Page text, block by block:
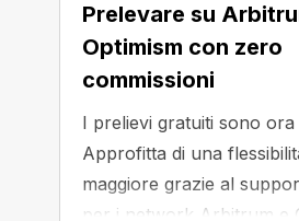
Prelevare su
Optimism con zero
commissioni
I prelievi gratuiti sono ora
Approfitta di una
maggiore grazie al
per i network Arbitrum e